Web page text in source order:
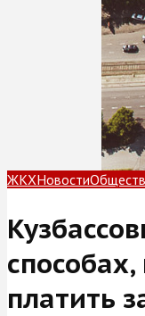
ЖКХНовости
платить